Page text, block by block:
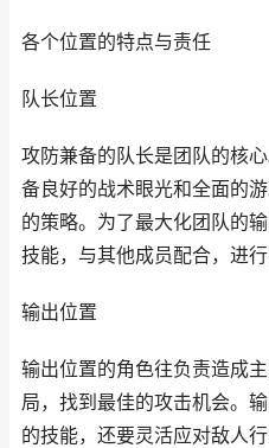
各个位置的特点与责任
队长位置
攻防兼备的队长是团队的核
备良好的战术眼光和全面的
的策略。为了最大化团队的
技能，与其他成员配合，进行
输出位置
输出位置的角色往负责造成
局，找到最佳的攻击机会。
的技能，还要灵活应对敌人